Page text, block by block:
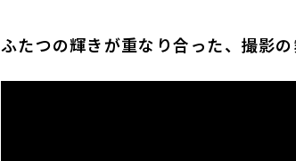
ふたつの輝きが重なり合った、撮影の